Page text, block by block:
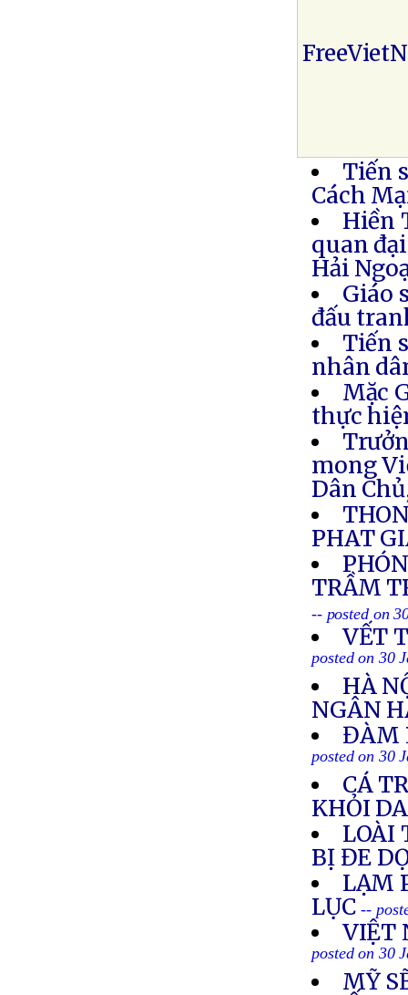
Tiến
Cách
Hiền
quan
Hải
Giáo
đấu
Tiến
nhân
Mặc
thực
mong
Dân
PHAT
TRẦM
-- posted on
VẾT
posted on 30
HÀ
NGÂN
ĐÀM
posted on 30
CÁ
KHỎI
LOÀI
BỊ ĐE
LẠM
LỤC--
VIỆT
posted on 30
MỸ